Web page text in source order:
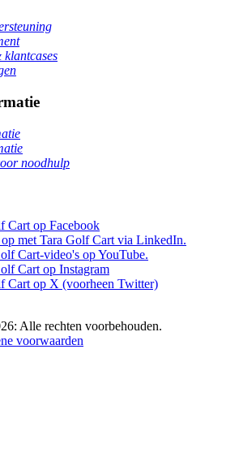
noodhulp
Alle rechten voorbehouden.
voorwaarden